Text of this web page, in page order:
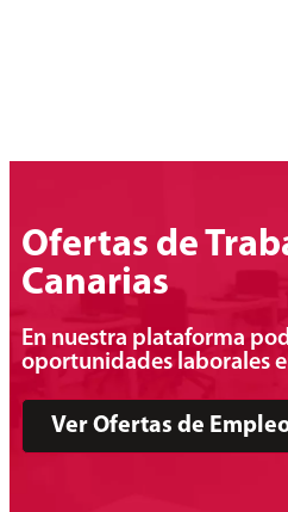
Ofertas de
Canarias
En nuestra plataforma
oportunidades laborales
Ver Ofertas de